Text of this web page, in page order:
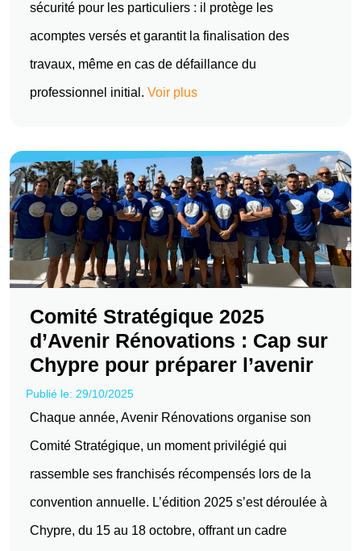
sécurité pour les particuliers : il protège les
acomptes versés et garantit la finalisation des
travaux, même en cas de défaillance du
professionnel initial. Voir plus
Comité Stratégique 2025
d’Avenir Rénovations : Cap sur
Chypre pour préparer l’avenir
Publié le: 29/10/2025
Chaque année, Avenir Rénovations organise son
Comité Stratégique, un moment privilégié qui
rassemble ses franchisés récompensés lors de la
convention annuelle. L’édition 2025 s’est déroulée à
Chypre, du 15 au 18 octobre, offrant un cadre